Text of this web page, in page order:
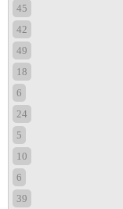
45
42
49
18
6
24
5
10
6
39